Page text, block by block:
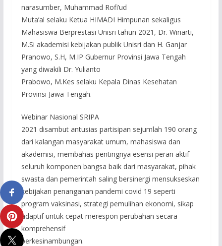
narasumber, Muhammad Rofi’ud
Muta’al selaku Ketua HIMADI Himpunan sekaligus
Mahasiswa Berprestasi Unisri tahun 2021, Dr. Winarti,
M.Si akademisi kebijakan publik Unisri dan H. Ganjar
Pranowo, S.H, M.IP Gubernur Provinsi Jawa Tengah
yang diwakili Dr. Yulianto
Prabowo, M.Kes selaku Kepala Dinas Kesehatan
Provinsi Jawa Tengah.
Webinar Nasional SRIPA
2021 disambut antusias partisipan sejumlah 190 orang
dari kalangan masyarakat umum, mahasiswa dan
akademisi, membahas pentingnya esensi peran aktif
seluruh komponen bangsa baik dari masyarakat, pihak
swasta dan pemerintah saling bersinergi mensukseskan
kebijakan penanganan pandemi covid 19 seperti
program vaksinasi, strategi pemulihan ekonomi, sikap
adaptif untuk cepat merespon perubahan secara
komprehensif
berkesinambungan.